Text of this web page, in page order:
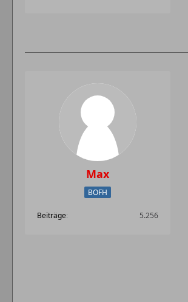
Max
BOFH
Beiträge 5.256